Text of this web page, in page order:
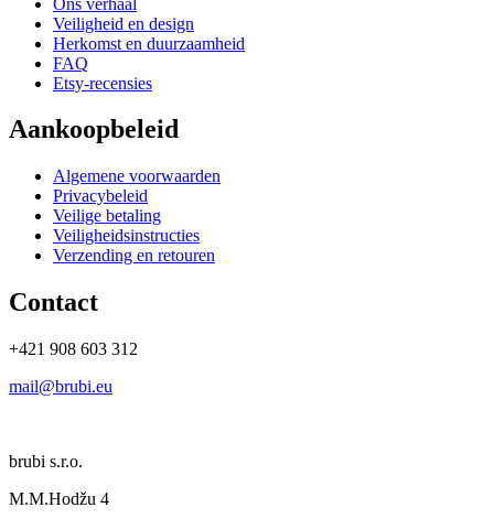
Veiligheid en design
Herkomst en duurzaamheid
FAQ
Etsy-recensies
Aankoopbeleid
Algemene voorwaarden
Privacybeleid
Veilige betaling
Veiligheidsinstructies
Verzending en retouren
Contact
+421 908 603 312
mail@brubi.eu
brubi s.r.o.
M.M.Hodžu 4